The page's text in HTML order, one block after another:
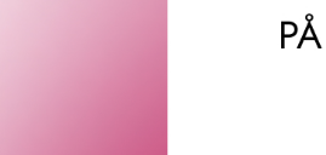
Hjertenoter: Damascenarose
Bunnoter: Bourbon-vaniljeinfusjon
· Absolute av damascenarose tilfører